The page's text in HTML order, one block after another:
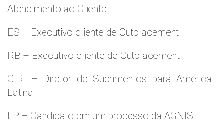
Atendimento ao Cliente
ES – Executivo cliente de Outplacement
RB – Executivo cliente de Outplacement
G.R. – Diretor de Suprimentos para América
Latina
LP – Candidato em um processo da AGNIS